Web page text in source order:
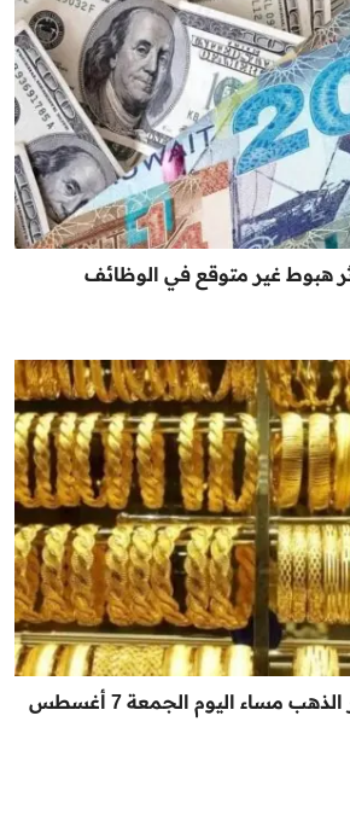
إثر هبوط غير متوقع في الوظائف
عاجل | انخفاض سعر الذهب مساء اليوم الجمعة 7 أغسطس